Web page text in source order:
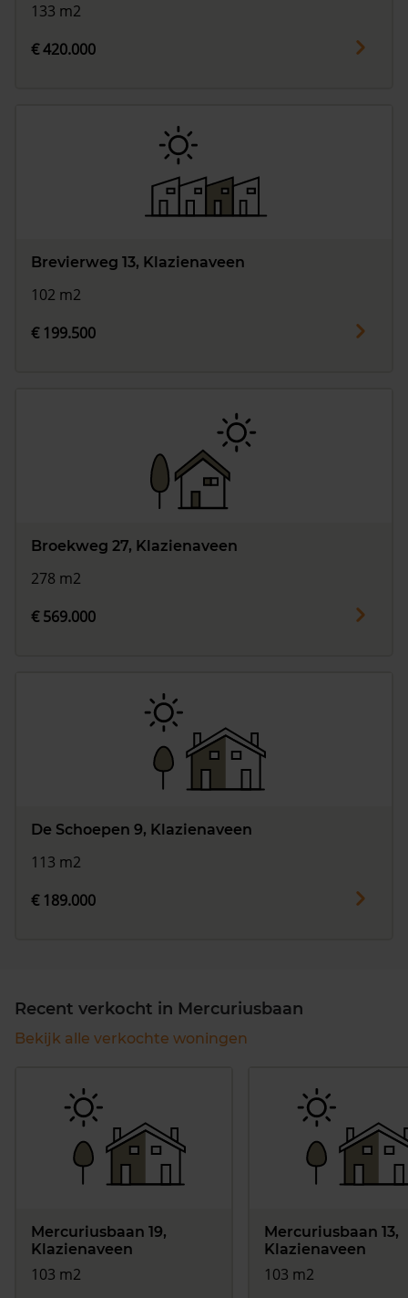
133 m2
€ 420.000
Brevierweg 13, Klazienaveen
102 m2
€ 199.500
Broekweg 27, Klazienaveen
278 m2
€ 569.000
De Schoepen 9, Klazienaveen
113 m2
€ 189.000
Recent verkocht in Mercuriusbaan
Bekijk alle verkochte woningen
Mercuriusbaan 19,
Klazienaveen
103 m2
Mercuriusbaan 13,
Klazienaveen
103 m2